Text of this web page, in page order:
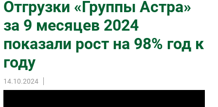
Импорто­замещение
Автоматизация Промышленности
Интернет
Мобильная связь
Фиксированная связь
Интеграция
Отгрузки «Группы Астра»
за 9 месяцев 2024
показали рост на 98% год к
году
14.10.2024